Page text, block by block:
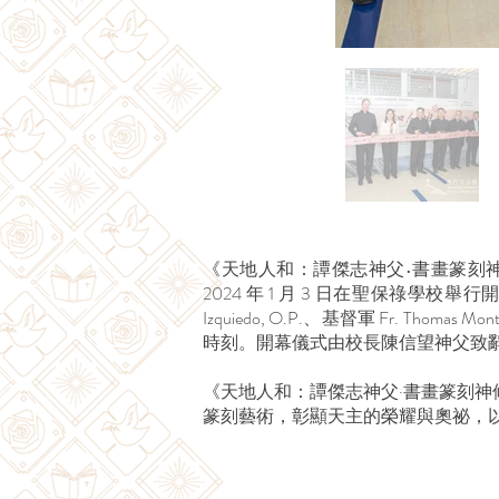
《天地人和：譚傑志神父•書畫篆刻
2024 年 1 月 3 日在聖保祿學校舉行
Izquiedo, O.P.、基督軍 Fr. Thomas
時刻。開幕儀式由校長陳信望神父
《天地人和：譚傑志神父·書畫篆刻
篆刻藝術，彰顯天主的榮耀與奧祕，